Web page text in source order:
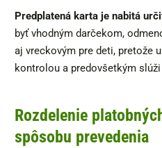
Predplatená karta je nabitá
byť vhodným darčekom,
aj vreckovým pre deti, pretože
kontrolou a predovšetkým
Rozdelenie
spôsobu prevedenia